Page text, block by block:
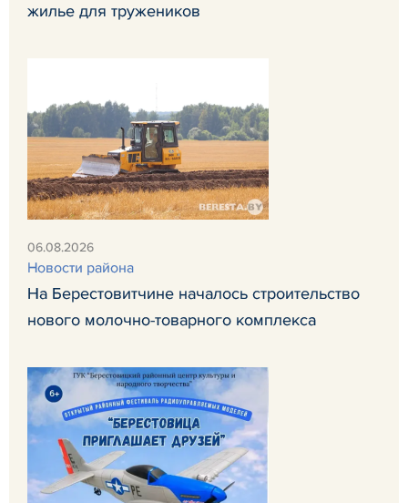
жилье для тружеников
06.08.2026
Новости района
На Берестовитчине началось строительство
нового молочно-товарного комплекса